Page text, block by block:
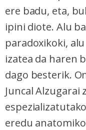
ere badu, eta,
ipini diote. Alu
paradoxikoki,
izatea da haren
dago besterik.
Juncal Alzugarai
eredu